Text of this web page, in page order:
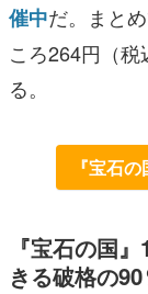
催中だ。まと
ころ264円（
る。
『宝石
『宝石の国
きる破格の